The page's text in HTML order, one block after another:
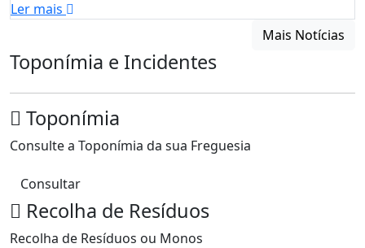
Ler mais
Mais Notícias
Toponímia e Incidentes
Toponímia
Consulte a Toponímia da sua Freguesia
Consultar
Recolha de Resíduos
Recolha de Resíduos ou Monos